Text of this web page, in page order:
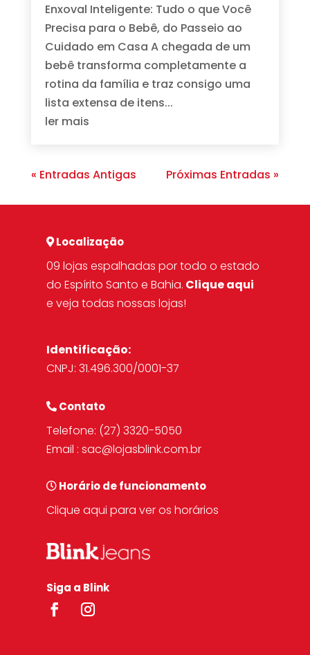
Enxoval Inteligente: Tudo o que Você
Precisa para o Bebê, do Passeio ao
Cuidado em Casa A chegada de um
bebê transforma completamente a
rotina da família e traz consigo uma
lista extensa de itens...
ler mais
« Entradas Antigas Próximas Entradas »
Localização
09 lojas espalhadas por todo o estado
do Espírito Santo e Bahia. Clique aqui
e veja todas nossas lojas!
Identificação:
CNPJ: 31.496.300/0001-37
Contato
Telefone: (27) 3320-5050
Email :sac@lojasblink.com.br
Horário de funcionamento
Clique aqui para ver os horários
Siga a Blink